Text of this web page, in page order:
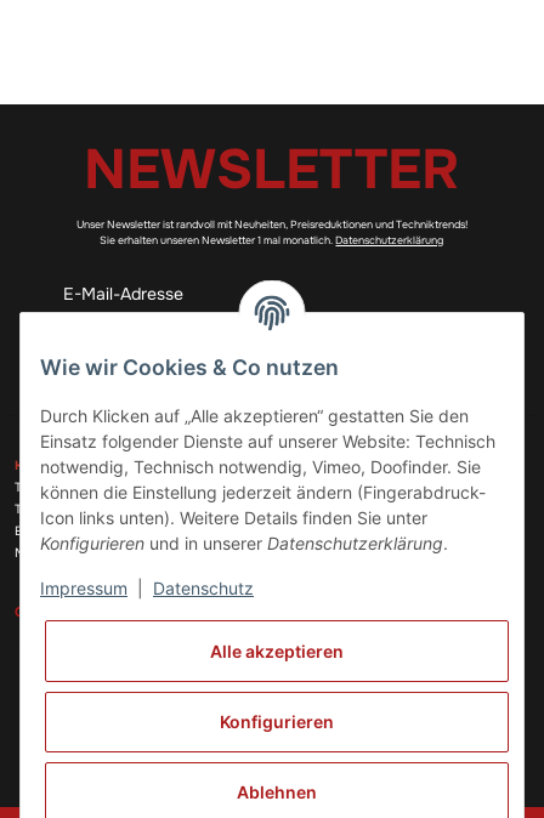
NEWSLETTER
Unser Newsletter ist randvoll mit Neuheiten, Preisreduktionen und Techniktrends!
Sie erhalten unseren Newsletter 1 mal monatlich.Datenschutzerklärung
Abonnieren
KONTAKT
Telefon:+49 (0)6074 816 08 0
Telefax:
+49 (0)6074 215 08 60
E-Mail:
info@meinhausgeraetedoc.de
Max Planck Str. 6 c, 63322 Rödermark
GESETZLICHE INFORMATIONEN
ZAHLUNGSARTEN
VERSANDARTEN
Vertrag widerrufen
Wie wir Cookies & Co nutzen
Durch Klicken auf „Alle akzeptieren“ gestatten Sie den
Einsatz folgender Dienste auf unserer Website: Technisch
notwendig, Technisch notwendig, Vimeo, Doofinder. Sie
können die Einstellung jederzeit ändern (Fingerabdruck-
Icon links unten). Weitere Details finden Sie unter
Konfigurieren und in unserer Datenschutzerklärung.
Impressum Datenschutz
Alle akzeptieren
Konfigurieren
Ablehnen